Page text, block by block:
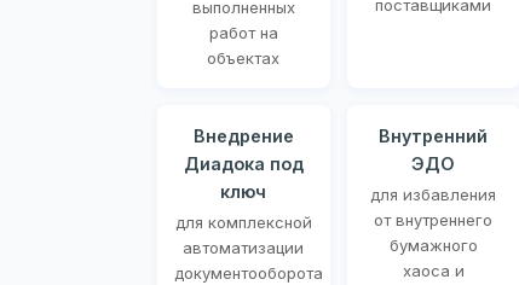
выполненных
работ на
объектах
поставщиками
Внедрение
Диадока под
ключ
для комплексной
автоматизации
документооборота
Внутренний
ЭДО
для избавления
от внутреннего
бумажного
хаоса и